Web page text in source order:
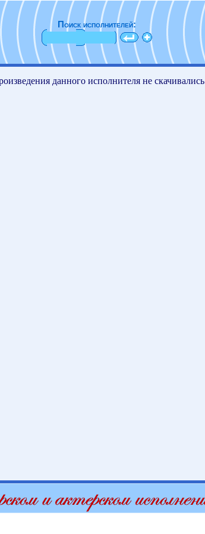
Поиск исполнителей:
данного исполнителя не скачивались